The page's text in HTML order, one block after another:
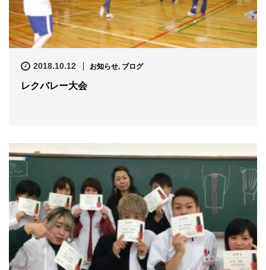
2018.10.12 お知らせ, ブログ
レクバレー大会